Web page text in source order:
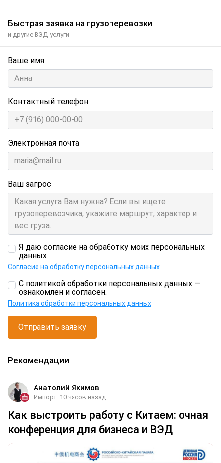
Быстрая заявка на грузоперевозки
и другие ВЭД-услуги
Ваше имя
Контактный телефон
Электронная почта
Ваш запрос
Я даю согласие на обработку моих персональных
данных
Согласие на обработку персональных данных
С политикой обработки персональных данных —
ознакомлен и согласен.
Политика обработки персональных данных
Отправить заявку
Рекомендации
Анатолий Якимов
Импорт 10 часов назад
Как выстроить работу с Китаем: очная
конференция для бизнеса и ВЭД